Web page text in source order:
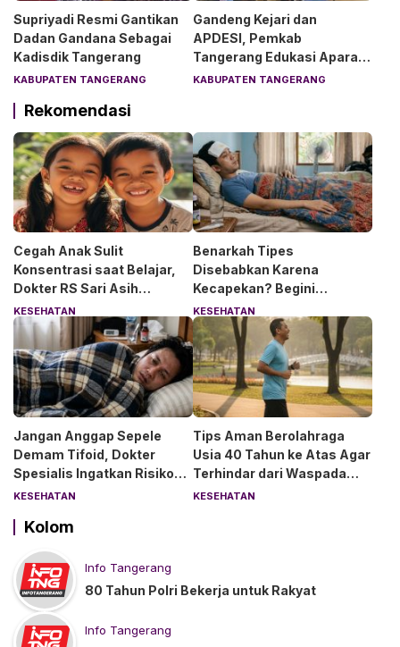
Supriyadi Resmi Gantikan
Dadan Gandana Sebagai
Kadisdik Tangerang
KABUPATEN TANGERANG
Gandeng Kejari dan
APDESI, Pemkab
Tangerang Edukasi Aparat
Desa Soal Hukum
KABUPATEN TANGERANG
Rekomendasi
Cegah Anak Sulit
Konsentrasi saat Belajar,
Dokter RS Sari Asih
Anjurkan 6 Asupan Ini
KESEHATAN
Benarkah Tipes
Disebabkan Karena
Kecapekan? Begini
Penjelasan Dokter RS Sari
Asih Bintaro
KESEHATAN
Jangan Anggap Sepele
Demam Tifoid, Dokter
Spesialis Ingatkan Risiko
Kebocoran Usus
KESEHATAN
Tips Aman Berolahraga
Usia 40 Tahun ke Atas Agar
Terhindar dari Waspada
“Angin Duduk”
KESEHATAN
Kolom
Info Tangerang
80 Tahun Polri Bekerja untuk Rakyat
Info Tangerang